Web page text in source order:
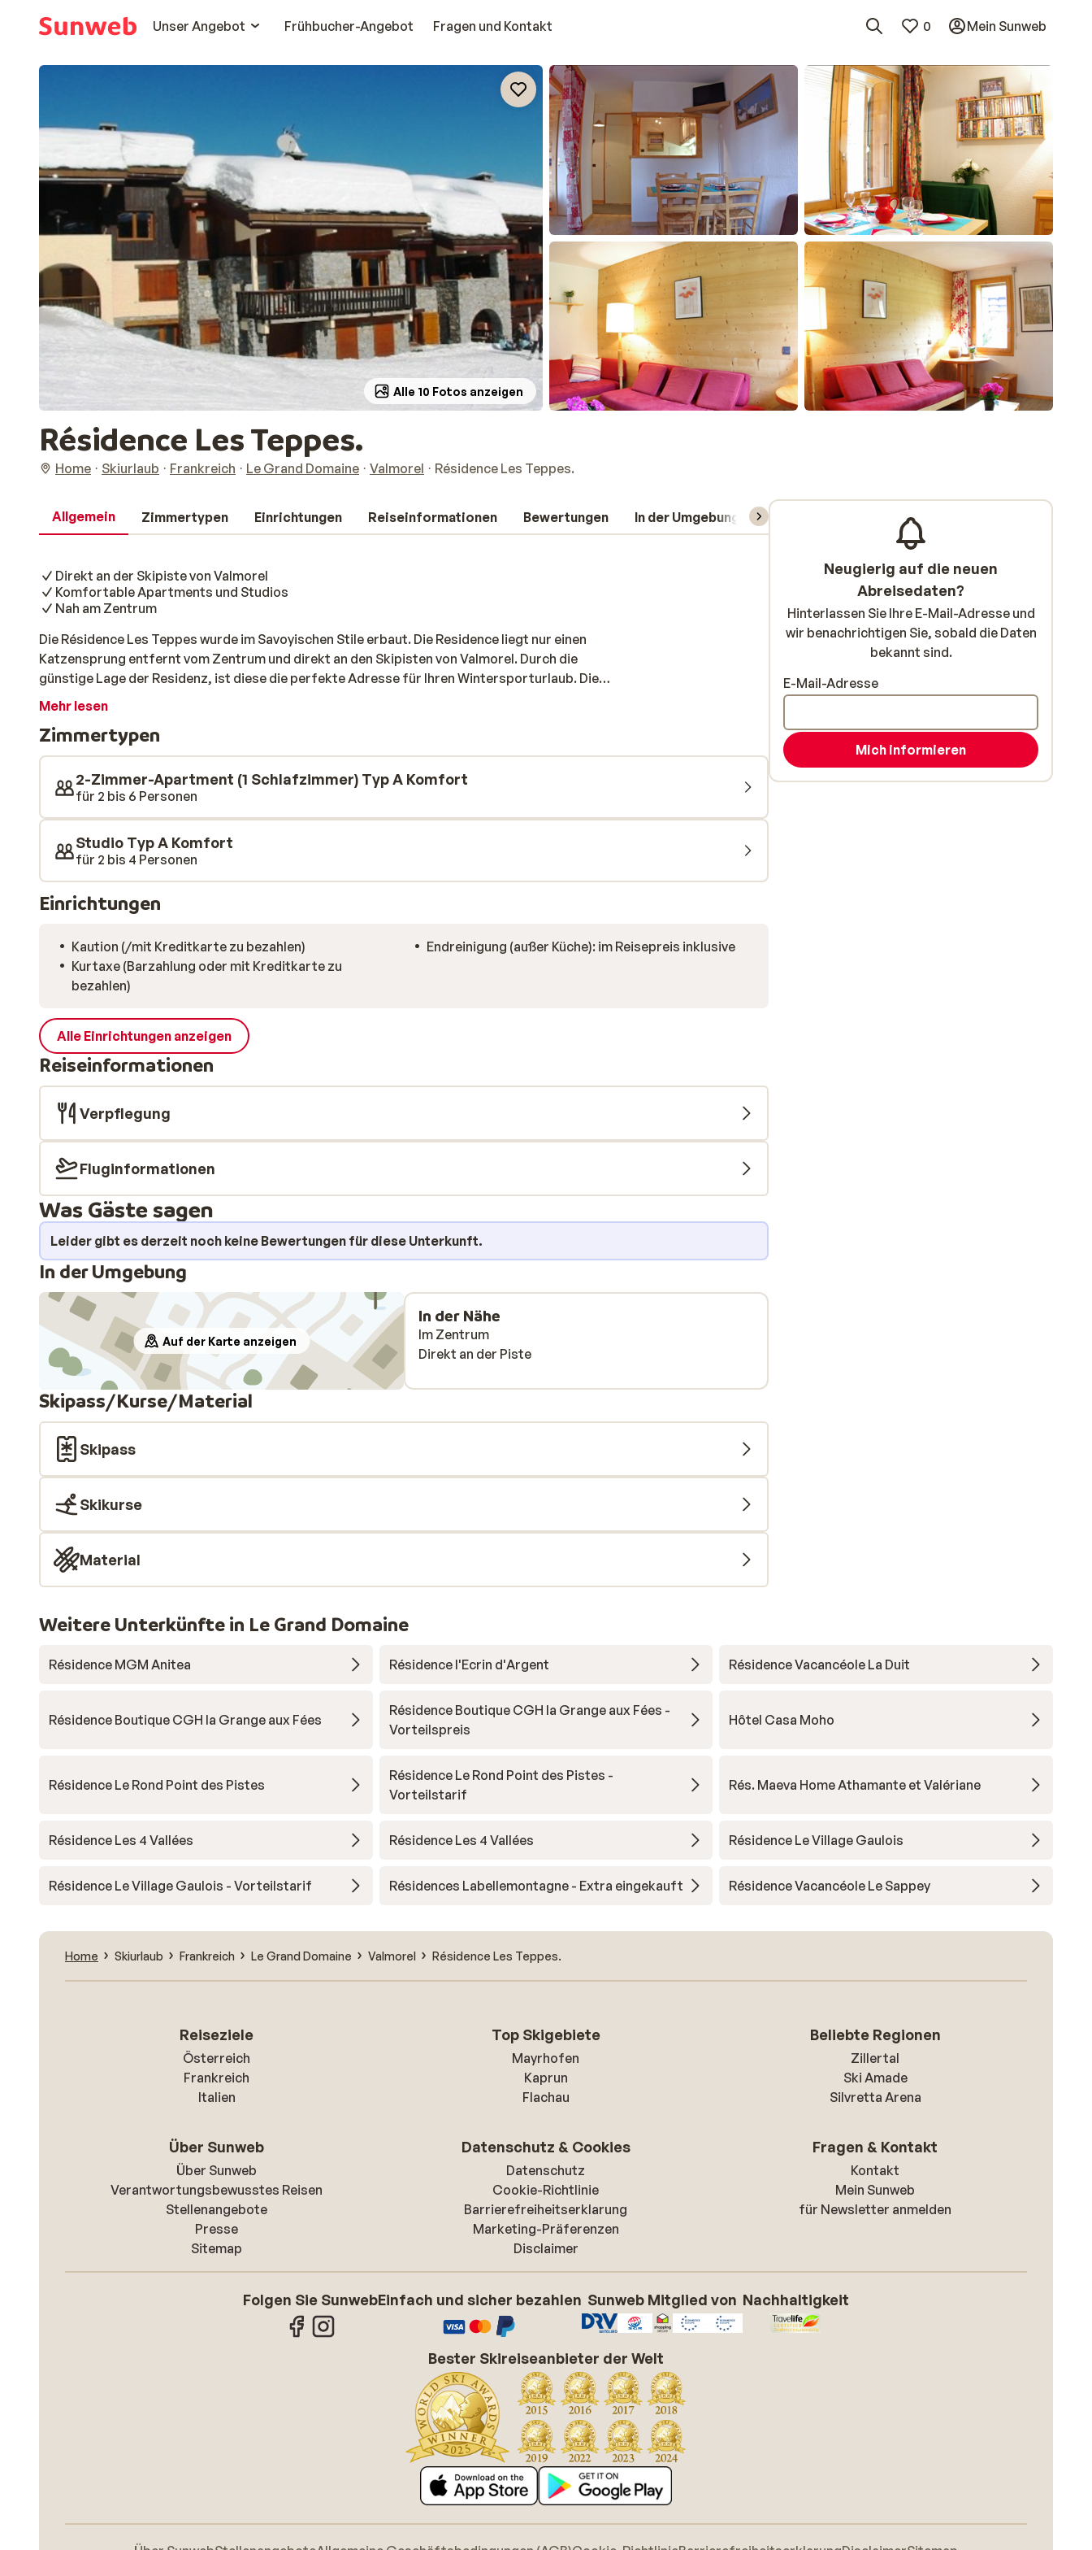
Unser Angebot
Frühbucher-Angebot Fragen und Kontakt 0 Mein Sunweb
Alle 10 Fotos anzeigen
Résidence Les Teppes.
Home Skiurlaub Frankreich Le Grand Domaine Valmorel Résidence Les Teppes.
Allgemein Zimmertypen Einrichtungen Reiseinformationen Bewertungen In der Umgebung Skipass/Kurse/Material
Direkt an der Skipiste von Valmorel
Komfortable Apartments und Studios
Nah am Zentrum
Die Résidence Les Teppes wurde im Savoyischen Stile erbaut. Die Residence liegt nur einen
Katzensprung entfernt vom Zentrum und direkt an den Skipisten von Valmorel. Durch die
günstige Lage der Residenz, ist diese die perfekte Adresse für Ihren Wintersporturlaub. Die
Résidence Les Teppes besteht aus einem Studio und einem Apartment, welche komfortable und
Wintersporturlaub benötigen.
Mehr lesen
Zimmertypen
2-Zimmer-Apartment (1 Schlafzimmer) Typ A Komfort
für 2 bis 6 Personen
Studio Typ A Komfort
für 2 bis 4 Personen
Einrichtungen
Kaution (/mit Kreditkarte zu bezahlen)
Kurtaxe (Barzahlung oder mit Kreditkarte zu
bezahlen)
Endreinigung (außer Küche): im Reisepreis inklusive
Alle Einrichtungen anzeigen
Reiseinformationen
Verpflegung
Fluginformationen
Was Gäste sagen
Leider gibt es derzeit noch keine Bewertungen für diese Unterkunft.
In der Umgebung
Auf der Karte anzeigen
In der Nähe
Im Zentrum
Direkt an der Piste
Skipass/Kurse/Material
Skipass
Skikurse
Material
Neugierig auf die neuen
Abreisedaten?
Hinterlassen Sie Ihre E-Mail-Adresse und
wir benachrichtigen Sie, sobald die Daten
bekannt sind.
E-Mail-Adresse
Mich informieren
Weitere Unterkünfte in Le Grand Domaine
Résidence MGM Anitea Résidence l'Ecrin d'Argent Résidence Vacancéole La Duit
Résidence Boutique CGH la Grange aux Fées
Résidence Boutique CGH la Grange aux Fées -
Vorteilspreis
Hôtel Casa Moho
Résidence Le Rond Point des Pistes
Résidence Le Rond Point des Pistes -
Vorteilstarif
Rés. Maeva Home Athamante et Valériane
Résidence Les 4 Vallées Résidence Les 4 Vallées Résidence Le Village Gaulois
Résidence Le Village Gaulois - Vorteilstarif Résidences Labellemontagne - Extra eingekauft Résidence Vacancéole Le Sappey
Home Skiurlaub Frankreich Le Grand Domaine Valmorel Résidence Les Teppes.
Reiseziele
Österreich
Frankreich
Italien
Top Skigebiete
Mayrhofen
Kaprun
Flachau
Beliebte Regionen
Zillertal
Ski Amade
Silvretta Arena
Über Sunweb
Über Sunweb
Verantwortungsbewusstes Reisen
Stellenangebote
Presse
Sitemap
Datenschutz & Cookies
Datenschutz
Cookie-Richtlinie
Barrierefreiheitserklarung
Marketing-Präferenzen
Disclaimer
Fragen & Kontakt
Kontakt
Mein Sunweb
für Newsletter anmelden
Folgen Sie SunwebEinfach und sicher bezahlen Sunweb Mitglied von Nachhaltigkeit
Bester Skireiseanbieter der Welt